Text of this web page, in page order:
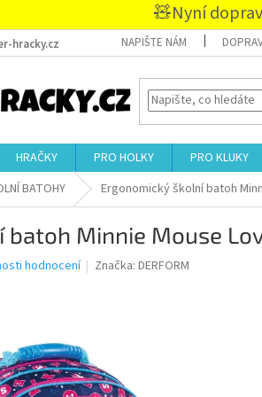
🧸Nyní
hracky.cz NAPIŠTE NÁM
HRAČKY PRO HOLKY PRO KLUKY
BATOHY Ergonomický školní batoh
Minnie Mouse
hodnocení Značka:DERFORM